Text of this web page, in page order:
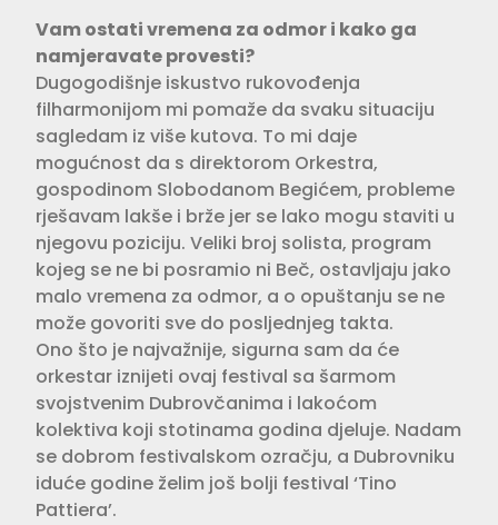
Vam ostati vremena za odmor i kako ga
namjeravate provesti?
Dugogodišnje iskustvo rukovođenja
filharmonijom mi pomaže da svaku situaciju
sagledam iz više kutova. To mi daje
mogućnost da s direktorom Orkestra,
gospodinom Slobodanom Begićem, probleme
rješavam lakše i brže jer se lako mogu staviti u
njegovu poziciju. Veliki broj solista, program
kojeg se ne bi posramio ni Beč, ostavljaju jako
malo vremena za odmor, a o opuštanju se ne
može govoriti sve do posljednjeg takta.
Ono što je najvažnije, sigurna sam da će
orkestar iznijeti ovaj festival sa šarmom
svojstvenim Dubrovčanima i lakoćom
kolektiva koji stotinama godina djeluje. Nadam
se dobrom festivalskom ozračju, a Dubrovniku
iduće godine želim još bolji festival ‘Tino
Pattiera’.